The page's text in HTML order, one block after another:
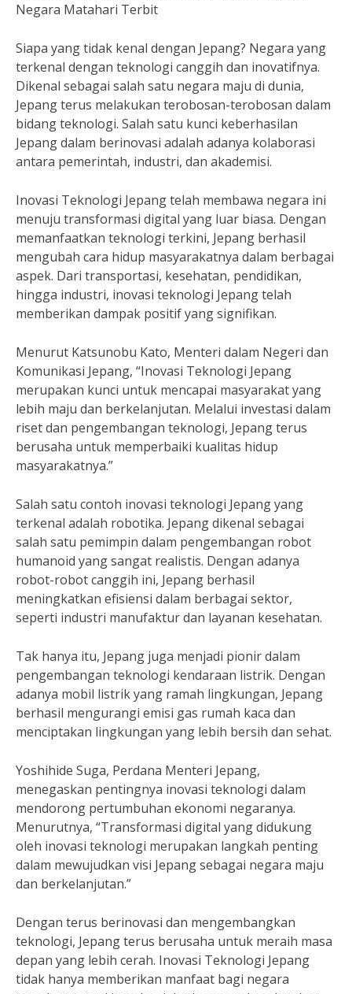
Negara Matahari Terbit
Siapa yang tidak kenal dengan Jepang? Negara yang
terkenal dengan teknologi canggih dan inovatifnya.
Dikenal sebagai salah satu negara maju di dunia,
Jepang terus melakukan terobosan-terobosan dalam
bidang teknologi. Salah satu kunci keberhasilan
Jepang dalam berinovasi adalah adanya kolaborasi
antara pemerintah, industri, dan akademisi.
Inovasi Teknologi Jepang telah membawa negara ini
menuju transformasi digital yang luar biasa. Dengan
memanfaatkan teknologi terkini, Jepang berhasil
mengubah cara hidup masyarakatnya dalam berbagai
aspek. Dari transportasi, kesehatan, pendidikan,
hingga industri, inovasi teknologi Jepang telah
memberikan dampak positif yang signifikan.
Menurut Katsunobu Kato, Menteri dalam Negeri dan
Komunikasi Jepang, “Inovasi Teknologi Jepang
merupakan kunci untuk mencapai masyarakat yang
lebih maju dan berkelanjutan. Melalui investasi dalam
riset dan pengembangan teknologi, Jepang terus
berusaha untuk memperbaiki kualitas hidup
masyarakatnya.”
Salah satu contoh inovasi teknologi Jepang yang
terkenal adalah robotika. Jepang dikenal sebagai
salah satu pemimpin dalam pengembangan robot
humanoid yang sangat realistis. Dengan adanya
robot-robot canggih ini, Jepang berhasil
meningkatkan efisiensi dalam berbagai sektor,
seperti industri manufaktur dan layanan kesehatan.
Tak hanya itu, Jepang juga menjadi pionir dalam
pengembangan teknologi kendaraan listrik. Dengan
adanya mobil listrik yang ramah lingkungan, Jepang
berhasil mengurangi emisi gas rumah kaca dan
menciptakan lingkungan yang lebih bersih dan sehat.
Yoshihide Suga, Perdana Menteri Jepang,
menegaskan pentingnya inovasi teknologi dalam
mendorong pertumbuhan ekonomi negaranya.
Menurutnya, “Transformasi digital yang didukung
oleh inovasi teknologi merupakan langkah penting
dalam mewujudkan visi Jepang sebagai negara maju
dan berkelanjutan.”
Dengan terus berinovasi dan mengembangkan
teknologi, Jepang terus berusaha untuk meraih masa
depan yang lebih cerah. Inovasi Teknologi Jepang
tidak hanya memberikan manfaat bagi negara